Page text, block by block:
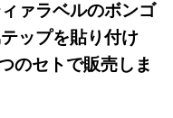
ァラベルのボンゴ
ップを貼り付け
のセトで販売しま